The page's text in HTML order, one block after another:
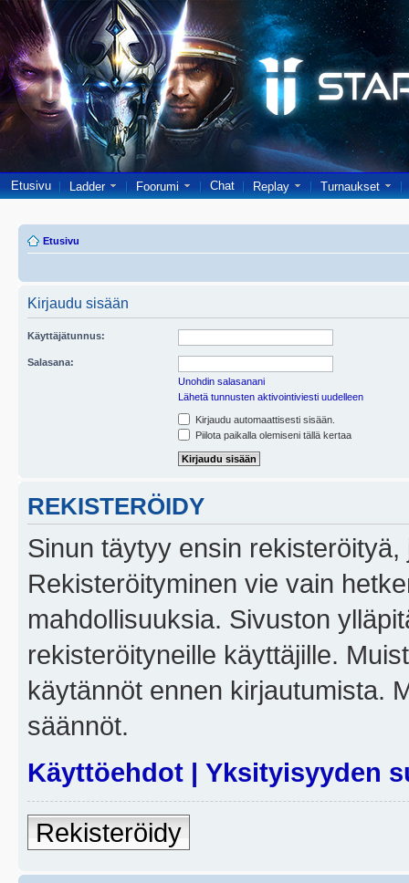
Etusivu Ladder Foorumi Chat Replay Turnaukset
Etusivu
Kirjaudu sisään
Käyttäjätunnus:
Salasana:
Unohdin salasanani
Lähetä tunnusten aktivointiviesti uudelleen
Kirjaudu automaattisesti sisään.
Piilota paikalla olemiseni tällä kertaa
REKISTERÖIDY
Sinun täytyy ensin
Rekisteröityminen vie vain
mahdollisuuksia. Sivuston
rekisteröityneille käyttäjille.
käytännöt ennen kirjautumista.
säännöt.
Käyttöehdot | Yksityisyyden
Rekisteröidy